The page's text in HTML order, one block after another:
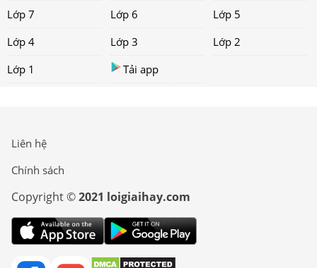
Lớp 7
Lớp 6
Lớp 5
Lớp 4
Lớp 3
Lớp 2
Lớp 1
Tải app
Liên hệ
Chính sách
Copyright ©2021 loigiaihay.com